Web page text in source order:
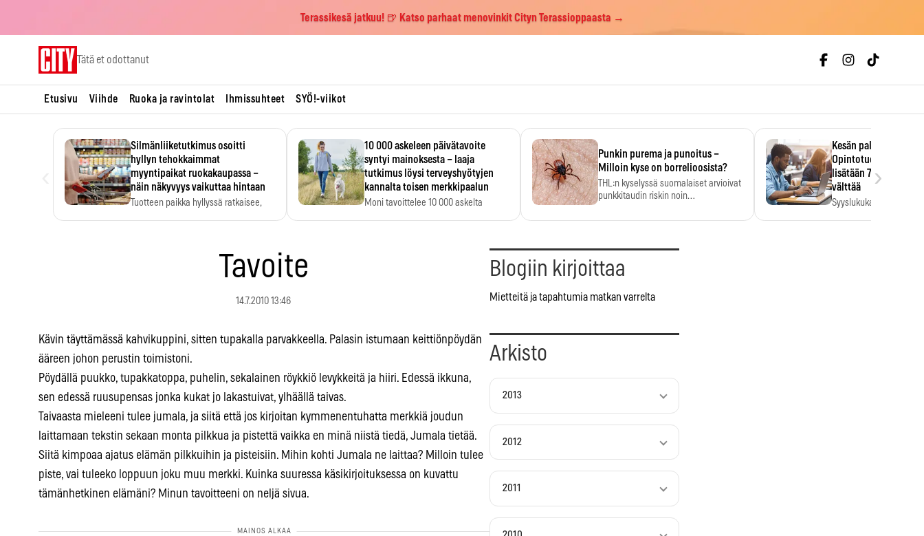
Terassikesä jatkuu! 🍺 Katso parhaat menovinkit Cityn Terassioppaasta →
Tätä et odottanut
Etusivu Viihde Ruoka ja ravintolat Ihmissuhteet SYÖ!-viikot
Silmänliiketutkimus osoitti
hyllyn tehokkaimmat
myyntipaikat ruokakaupassa –
näin näkyvyys vaikuttaa hintaan
Tuotteen paikka hyllyssä ratkaisee,
10 000 askeleen päivätavoite
syntyi mainoksesta – laaja
tutkimus löysi terveyshyötyjen
kannalta toisen merkkipaalun
Moni tavoittelee 10 000 askelta
Punkin purema ja punoitus –
Milloin kyse on borrelioosista?
THL:n kyselyssä suomalaiset arvioivat
punkkitaudin riskin noin
Kesän palkka
Opintotuen
lisätään 7,5
välttää
Syyslukukauden
›
Tavoite
14.7.2010 13:46
Kävin täyttämässä kahvikuppini, sitten tupakalla parvakkeella. Palasin istumaan keittiönpöydän
ääreen johon perustin toimistoni.
Pöydällä puukko, tupakkatoppa, puhelin, sekalainen röykkiö levykkeitä ja hiiri. Edessä ikkuna,
sen edessä ruusupensas jonka kukat jo lakastuivat, ylhäällä taivas.
Taivaasta mieleeni tulee jumala, ja siitä että jos kirjoitan kymmenentuhatta merkkiä joudun
laittamaan tekstin sekaan monta pilkkua ja pistettä vaikka en minä niistä tiedä, Jumala tietää.
Siitä kimpoaa ajatus elämän pilkkuihin ja pisteisiin. Mihin kohti Jumala ne laittaa? Milloin tulee
piste, vai tuleeko loppuun joku muu merkki. Kuinka suuressa käsikirjoituksessa on kuvattu
tämänhetkinen elämäni? Minun tavoitteeni on neljä sivua.
Blogiin kirjoittaa
Mietteitä ja tapahtumia matkan varrelta
Arkisto
2013
2012
2011